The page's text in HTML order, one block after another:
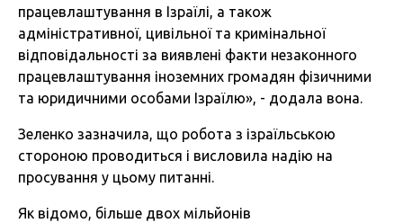
працевлаштування в Ізраїлі, а також
адміністративної, цивільної та кримінальної
відповідальності за виявлені факти незаконного
працевлаштування іноземних громадян фізичними
та юридичними особами Ізраїлю», - додала вона.
Зеленко зазначила, що робота з ізраїльською
стороною проводиться і висловила надію на
просування у цьому питанні.
Як відомо, більше двох мільйонів